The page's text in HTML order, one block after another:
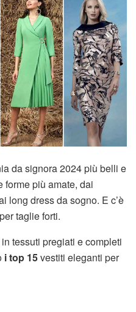
da signora 2024 più belli e
forme più amate, dai
long dress da sogno. E c’è
taglie forti.
tessuti pregiati e completi
i top 15vestiti eleganti per